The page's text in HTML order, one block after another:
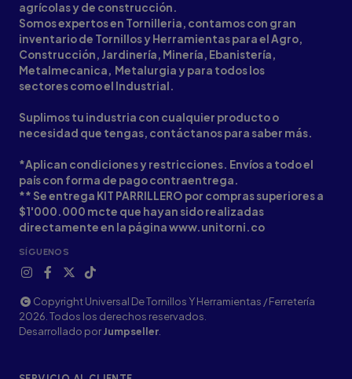
agrícolas y de construcción.
Somos expertos en Tornilleria, contamos con gran
inventario de Tornillos y Herramientas para el Agro,
Construcción, Jardinería, Minería, Ebanistería,
Metalmecanica, Metalurgia y para todos los
sectores como el Industrial.
Suplimos tu industria con cualquier producto o
necesidad que tengas, contáctanos para saber más.
*Aplican condiciones y restricciones. Envíos a todo el
país con forma de pago contraentrega.
** Se entrega KIT PARRILLERO por compras superiores a
$1'000.000 mcte que hayan sido realizadas
directamente en la página www.unitorni.co
SÍGUENOS
Copyright Universal De Tornillos Y Herramientas / Ferretería
2026. Todos los derechos reservados.
Desarrollado porJumpseller